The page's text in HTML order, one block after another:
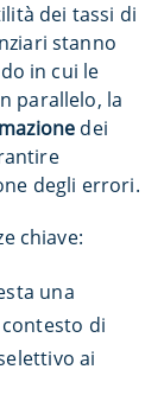
dei tassi di
stanno
in cui le
parallelo, la
dei
degli errori.
chiave:
una
di
ai